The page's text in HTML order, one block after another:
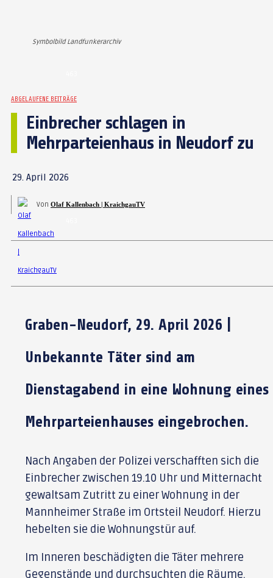
Symbolbild Landfunkerarchiv
ABGELAUFENE BEITRÄGE
Einbrecher schlagen in
Mehrparteienhaus in Neudorf zu
29. April 2026
Von Olaf Kallenbach | KraichgauTV
Graben-Neudorf, 29. April 2026 |
Unbekannte Täter sind am
Dienstagabend in eine Wohnung eines
Mehrparteienhauses eingebrochen.
Nach Angaben der Polizei verschafften sich die
Einbrecher zwischen 19.10 Uhr und Mitternacht
gewaltsam Zutritt zu einer Wohnung in der
Mannheimer Straße im Ortsteil Neudorf. Hierzu
hebelten sie die Wohnungstür auf.
Im Inneren beschädigten die Täter mehrere
Gegenstände und durchsuchten die Räume.